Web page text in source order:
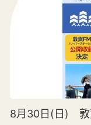
8月30日(日) 敦